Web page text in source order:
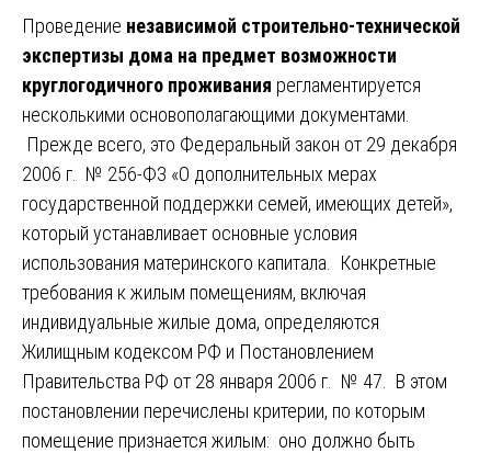
Проведение независимой строительно-технической
экспертизы дома на предмет возможности
круглогодичного проживания регламентируется
несколькими основополагающими документами.
Прежде всего, это Федеральный закон от 29 декабря
2006 г. № 256-ФЗ «О дополнительных мерах
государственной поддержки семей, имеющих детей»,
который устанавливает основные условия
использования материнского капитала. Конкретные
требования к жилым помещениям, включая
индивидуальные жилые дома, определяются
Жилищным кодексом РФ и Постановлением
Правительства РФ от 28 января 2006 г. № 47. В этом
постановлении перечислены критерии, по которым
помещение признается жилым: оно должно быть